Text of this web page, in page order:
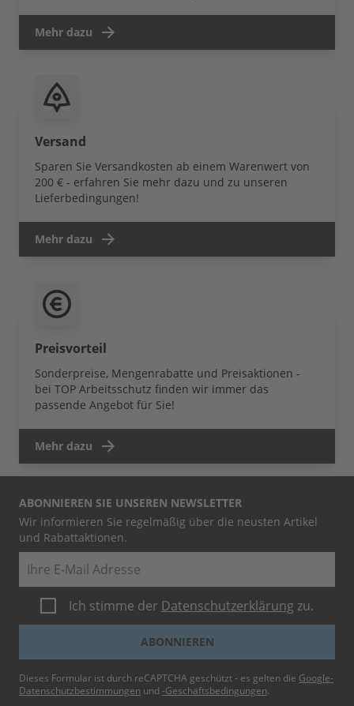
Mehr dazu
Versand
Sparen Sie Versandkosten ab einem Warenwert von
200 € - erfahren Sie mehr dazu und zu unseren
Lieferbedingungen!
Mehr dazu
Preisvorteil
Sonderpreise, Mengenrabatte und Preisaktionen -
bei TOP Arbeitsschutz finden wir immer das
passende Angebot für Sie!
Mehr dazu
ABONNIEREN SIE UNSEREN NEWSLETTER
Wir informieren Sie regelmäßig über die neusten Artikel
und Rabattaktionen.
Ich stimme der Datenschutzerklärung zu.
ABONNIEREN
Dieses Formular ist durch reCAPTCHA geschützt - es gelten die Google-
Datenschutzbestimmungen und -Geschäftsbedingungen.